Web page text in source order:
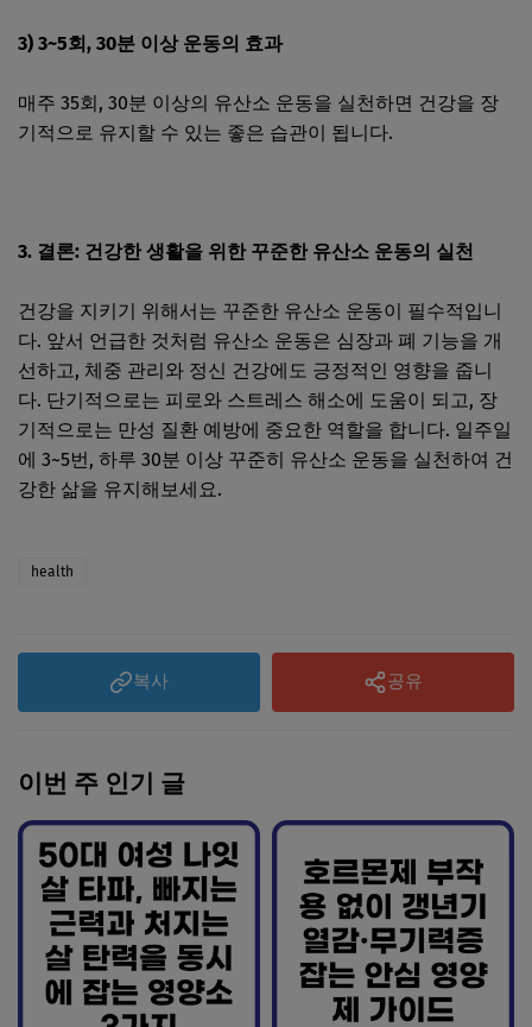
3) 3~5회, 30분 이상 운동의 효과
매주 35회, 30분 이상의 유산소 운동을 실천하면 건강을 장
기적으로 유지할 수 있는 좋은 습관이 됩니다.
3. 결론: 건강한 생활을 위한 꾸준한 유산소 운동의 실천
건강을 지키기 위해서는 꾸준한 유산소 운동이 필수적입니
다. 앞서 언급한 것처럼 유산소 운동은 심장과 폐 기능을 개
선하고, 체중 관리와 정신 건강에도 긍정적인 영향을 줍니
다. 단기적으로는 피로와 스트레스 해소에 도움이 되고, 장
기적으로는 만성 질환 예방에 중요한 역할을 합니다. 일주일
에 3~5번, 하루 30분 이상 꾸준히 유산소 운동을 실천하여 건
강한 삶을 유지해보세요.
health
복사 공유
이번 주 인기 글